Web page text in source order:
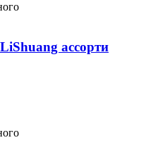
ассорти